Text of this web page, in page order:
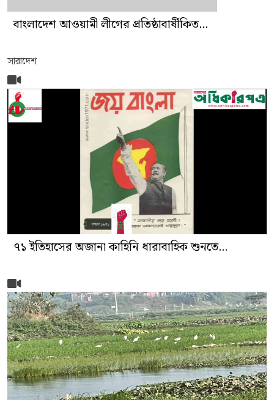
বাংলাদেশ আওয়ামী লীগের প্রতিষ্ঠাবার্ষীকিত...
সারাদেশ
৭১ ইতিহাসের অজানা কাহিনি ধারাবাহিক শুনতে...